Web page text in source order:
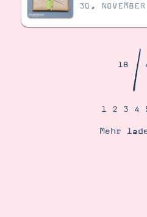
30.
18
1 2 3 4
Mehr